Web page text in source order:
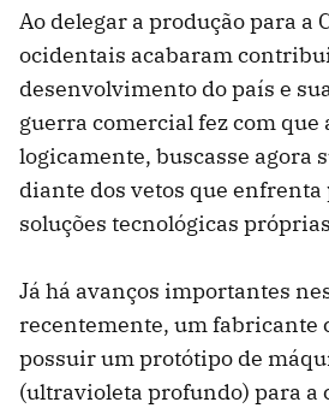
Ao delegar a produção para a
ocidentais acabaram
desenvolvimento do país e
guerra comercial fez com que
logicamente, buscasse agora
diante dos vetos que
soluções tecnológicas
Já há avanços importantes
recentemente, um fabricante
possuir um protótipo de
(ultravioleta profundo) para a